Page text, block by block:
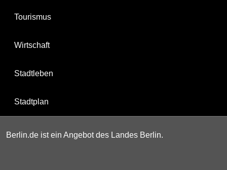
Tourismus
Wirtschaft
Stadtleben
Stadtplan
Berlin.de ist ein Angebot des Landes Berlin.